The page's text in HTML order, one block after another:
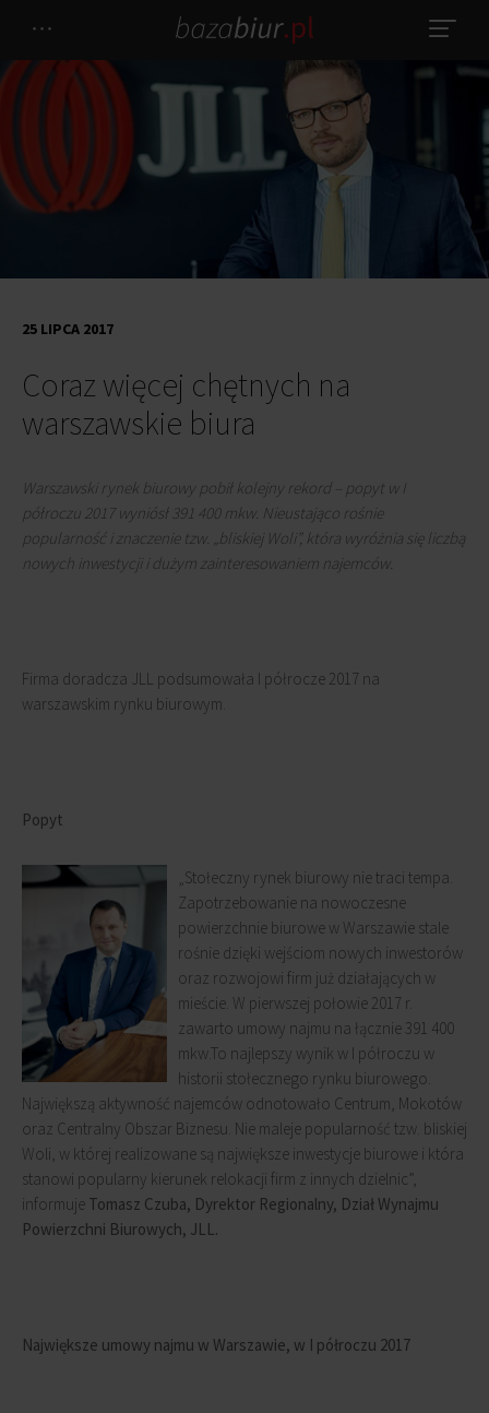
Coraz więcej chętnych na
warszawskie biura
25 LIPCA 2017
Warszawski rynek biurowy pobił kolejny rekord – popyt w I
półroczu 2017 wyniósł 391 400 mkw. Nieustająco rośnie
popularność i znaczenie tzw. „bliskiej Woli”, która wyróżnia się liczbą
nowych inwestycji i dużym zainteresowaniem najemców.
Firma doradcza JLL podsumowała I półrocze 2017 na
warszawskim rynku biurowym.
Popyt
„Stołeczny rynek biurowy nie traci tempa.
Zapotrzebowanie na nowoczesne
powierzchnie biurowe w Warszawie stale
rośnie dzięki wejściom nowych inwestorów
oraz rozwojowi firm już działających w
mieście. W pierwszej połowie 2017 r.
zawarto umowy najmu na łącznie 391 400
mkw.To najlepszy wynik w I półroczu w
historii stołecznego rynku biurowego.
Największą aktywność najemców odnotowało Centrum, Mokotów
oraz Centralny Obszar Biznesu. Nie maleje popularność tzw. bliskiej
Woli, w której realizowane są największe inwestycje biurowe i która
stanowi popularny kierunek relokacji firm z innych dzielnic”,
informuje Tomasz Czuba, Dyrektor Regionalny, Dział Wynajmu
Powierzchni Biurowych, JLL.
Największe umowy najmu w Warszawie, w I półroczu 2017